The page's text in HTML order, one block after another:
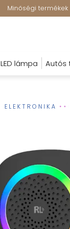
Minőségi termékek
LED lámpa Autós
ELEKTRONIKA